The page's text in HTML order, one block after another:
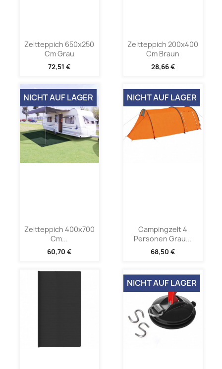
Zeltteppich 650x250
Cm Grau
72,51 €
Zeltteppich 200x400
Cm Braun
28,66 €
Zeltteppich 400x700
Cm...
60,70 €
NICHT AUF LAGER
Campingzelt 4
Personen Grau...
68,50 €
NICHT AUF LAGER
NICHT AUF LAGER